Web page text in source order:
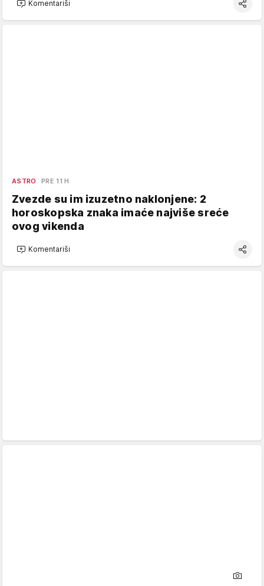
Komentariši
ASTRO PRE 11 H
Zvezde su im izuzetno naklonjene: 2
horoskopska znaka imaće najviše sreće
ovog vikenda
Komentariši